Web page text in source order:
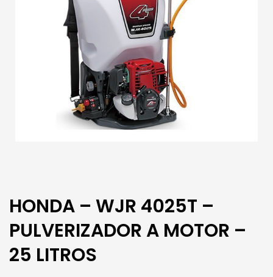
HONDA – WJR 4025T –
PULVERIZADOR A MOTOR –
25 LITROS